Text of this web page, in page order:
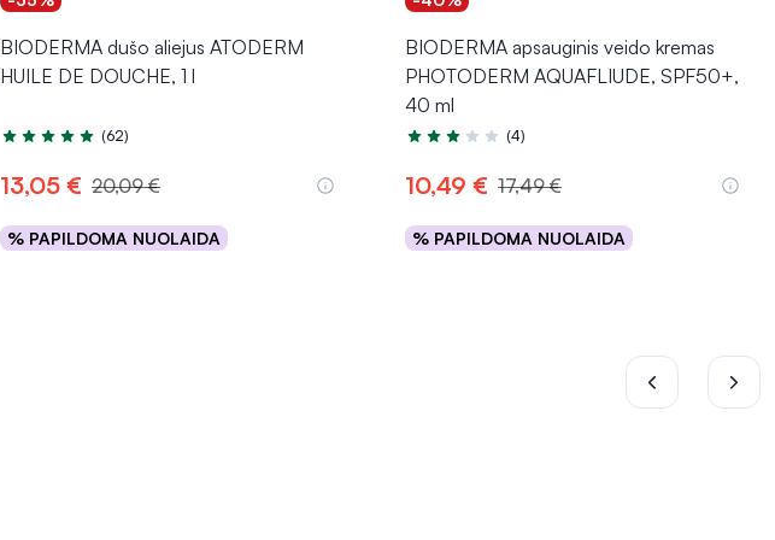
BIODERMA dušo aliejus ATODERM
HUILE DE DOUCHE, 1 l
Įvertinimas 5.0 iš 5
(62)
13,05 € 20,09 €
% PAPILDOMA NUOLAIDA
Į krepšelį
BIODERMA apsauginis veido kremas
PHOTODERM AQUAFLIUDE, SPF50+,
40 ml
Įvertinimas 3.3 iš 5
(4)
10,49 € 17,49 €
% PAPILDOMA NUOLAIDA
Į krepšelį